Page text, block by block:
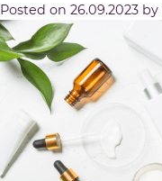
Posted on 26.09.2023 by